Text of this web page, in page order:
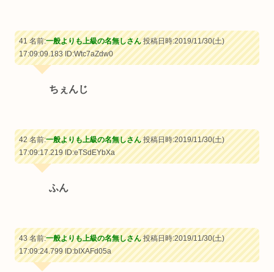
41 名前:一般よりも上級の名無しさん投稿日時:2019/11/30(土)
17:09:09.183ID:Wtc7aZdw0
ちぇんじ
42 名前:一般よりも上級の名無しさん投稿日時:2019/11/30(土)
17:09:17.219ID:eTSdEYbXa
ふん
43 名前:一般よりも上級の名無しさん投稿日時:2019/11/30(土)
17:09:24.799ID:bIXAFd05a